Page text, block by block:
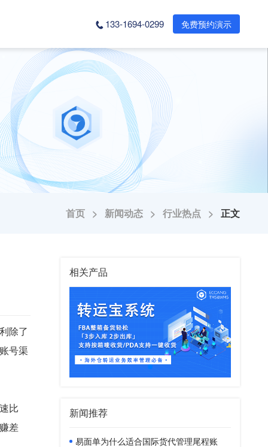
133-1694-0299 免费预约演示
首页 > 新闻动态 > 行业热点 > 正文
除了
号渠
比
差
相关产品
新闻推荐
易面单为什么适合国际货代管理尾程账